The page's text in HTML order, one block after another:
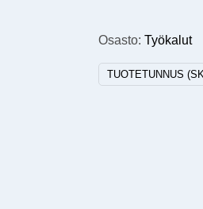
Osasto:Työkalut
TUOTETUNNUS